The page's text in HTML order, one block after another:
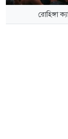
রোহিঙ্গা